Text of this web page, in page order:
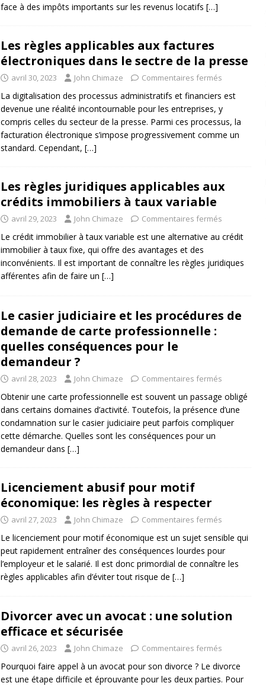
face à des impôts importants sur les revenus locatifs […]
Les règles applicables aux factures
électroniques dans le sectre de la presse
avril 30, 2023 John Chimaze Commentaires fermés
La digitalisation des processus administratifs et financiers est
devenue une réalité incontournable pour les entreprises, y
compris celles du secteur de la presse. Parmi ces processus, la
facturation électronique s’impose progressivement comme un
standard. Cependant, […]
Les règles juridiques applicables aux
crédits immobiliers à taux variable
avril 29, 2023 John Chimaze Commentaires fermés
Le crédit immobilier à taux variable est une alternative au crédit
immobilier à taux fixe, qui offre des avantages et des
inconvénients. Il est important de connaître les règles juridiques
afférentes afin de faire un […]
Le casier judiciaire et les procédures de
demande de carte professionnelle :
quelles conséquences pour le
demandeur ?
avril 28, 2023 John Chimaze Commentaires fermés
Obtenir une carte professionnelle est souvent un passage obligé
dans certains domaines d’activité. Toutefois, la présence d’une
condamnation sur le casier judiciaire peut parfois compliquer
cette démarche. Quelles sont les conséquences pour un
demandeur dans […]
Licenciement abusif pour motif
économique: les règles à respecter
avril 27, 2023 John Chimaze Commentaires fermés
Le licenciement pour motif économique est un sujet sensible qui
peut rapidement entraîner des conséquences lourdes pour
l’employeur et le salarié. Il est donc primordial de connaître les
règles applicables afin d’éviter tout risque de […]
Divorcer avec un avocat : une solution
efficace et sécurisée
avril 26, 2023 John Chimaze Commentaires fermés
Pourquoi faire appel à un avocat pour son divorce ? Le divorce
est une étape difficile et éprouvante pour les deux parties. Pour